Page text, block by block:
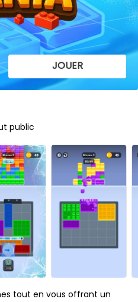
JOUER
public
tout en vous offrant un